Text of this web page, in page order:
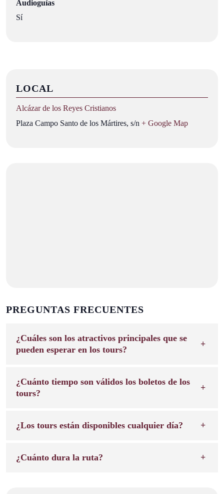
Audioguías
Sí
LOCAL
Alcázar de los Reyes Cristianos
Plaza Campo Santo de los Mártires, s/n + Google Map
PREGUNTAS FRECUENTES
¿Cuáles son los atractivos principales que se
pueden esperar en los tours?
¿Cuánto tiempo son válidos los boletos de los
tours?
¿Los tours están disponibles cualquier día?
¿Cuánto dura la ruta?